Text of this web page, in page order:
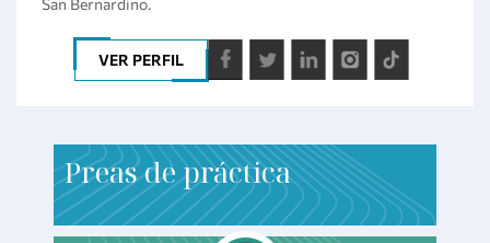
San Bernardino.
VER PERFIL
Preas de práctica